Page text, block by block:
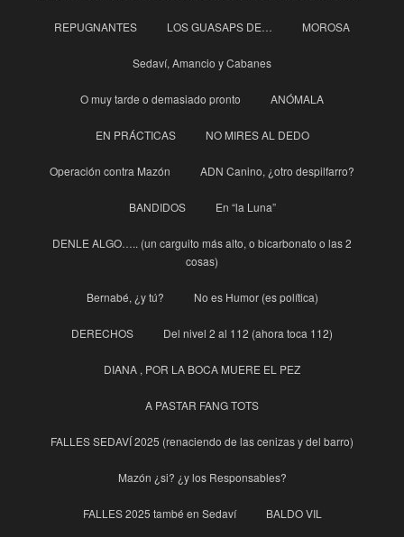
REPUGNANTES LOS GUASAPS DE… MOROSA
Sedaví, Amancio y Cabanes
O muy tarde o demasiado pronto ANÓMALA
EN PRÁCTICAS NO MIRES AL DEDO
Operación contra Mazón ADN Canino, ¿otro despilfarro?
BANDIDOS En “la Luna”
DENLE ALGO….. (un carguito más alto, o bicarbonato o las 2
cosas)
Bernabé, ¿y tú? No es Humor (es política)
DERECHOS Del nivel 2 al 112 (ahora toca 112)
DIANA , POR LA BOCA MUERE EL PEZ
A PASTAR FANG TOTS
FALLES SEDAVÍ 2025 (renaciendo de las cenizas y del barro)
Mazón ¿si? ¿y los Responsables?
FALLES 2025 també en Sedaví BALDO VIL